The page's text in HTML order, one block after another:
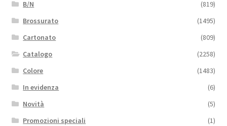
B/N
(819)
Brossurato
(1495)
Cartonato
(809)
Catalogo
(2258)
Colore
(1483)
In evidenza
(6)
Novità
(5)
Promozioni speciali
(1)